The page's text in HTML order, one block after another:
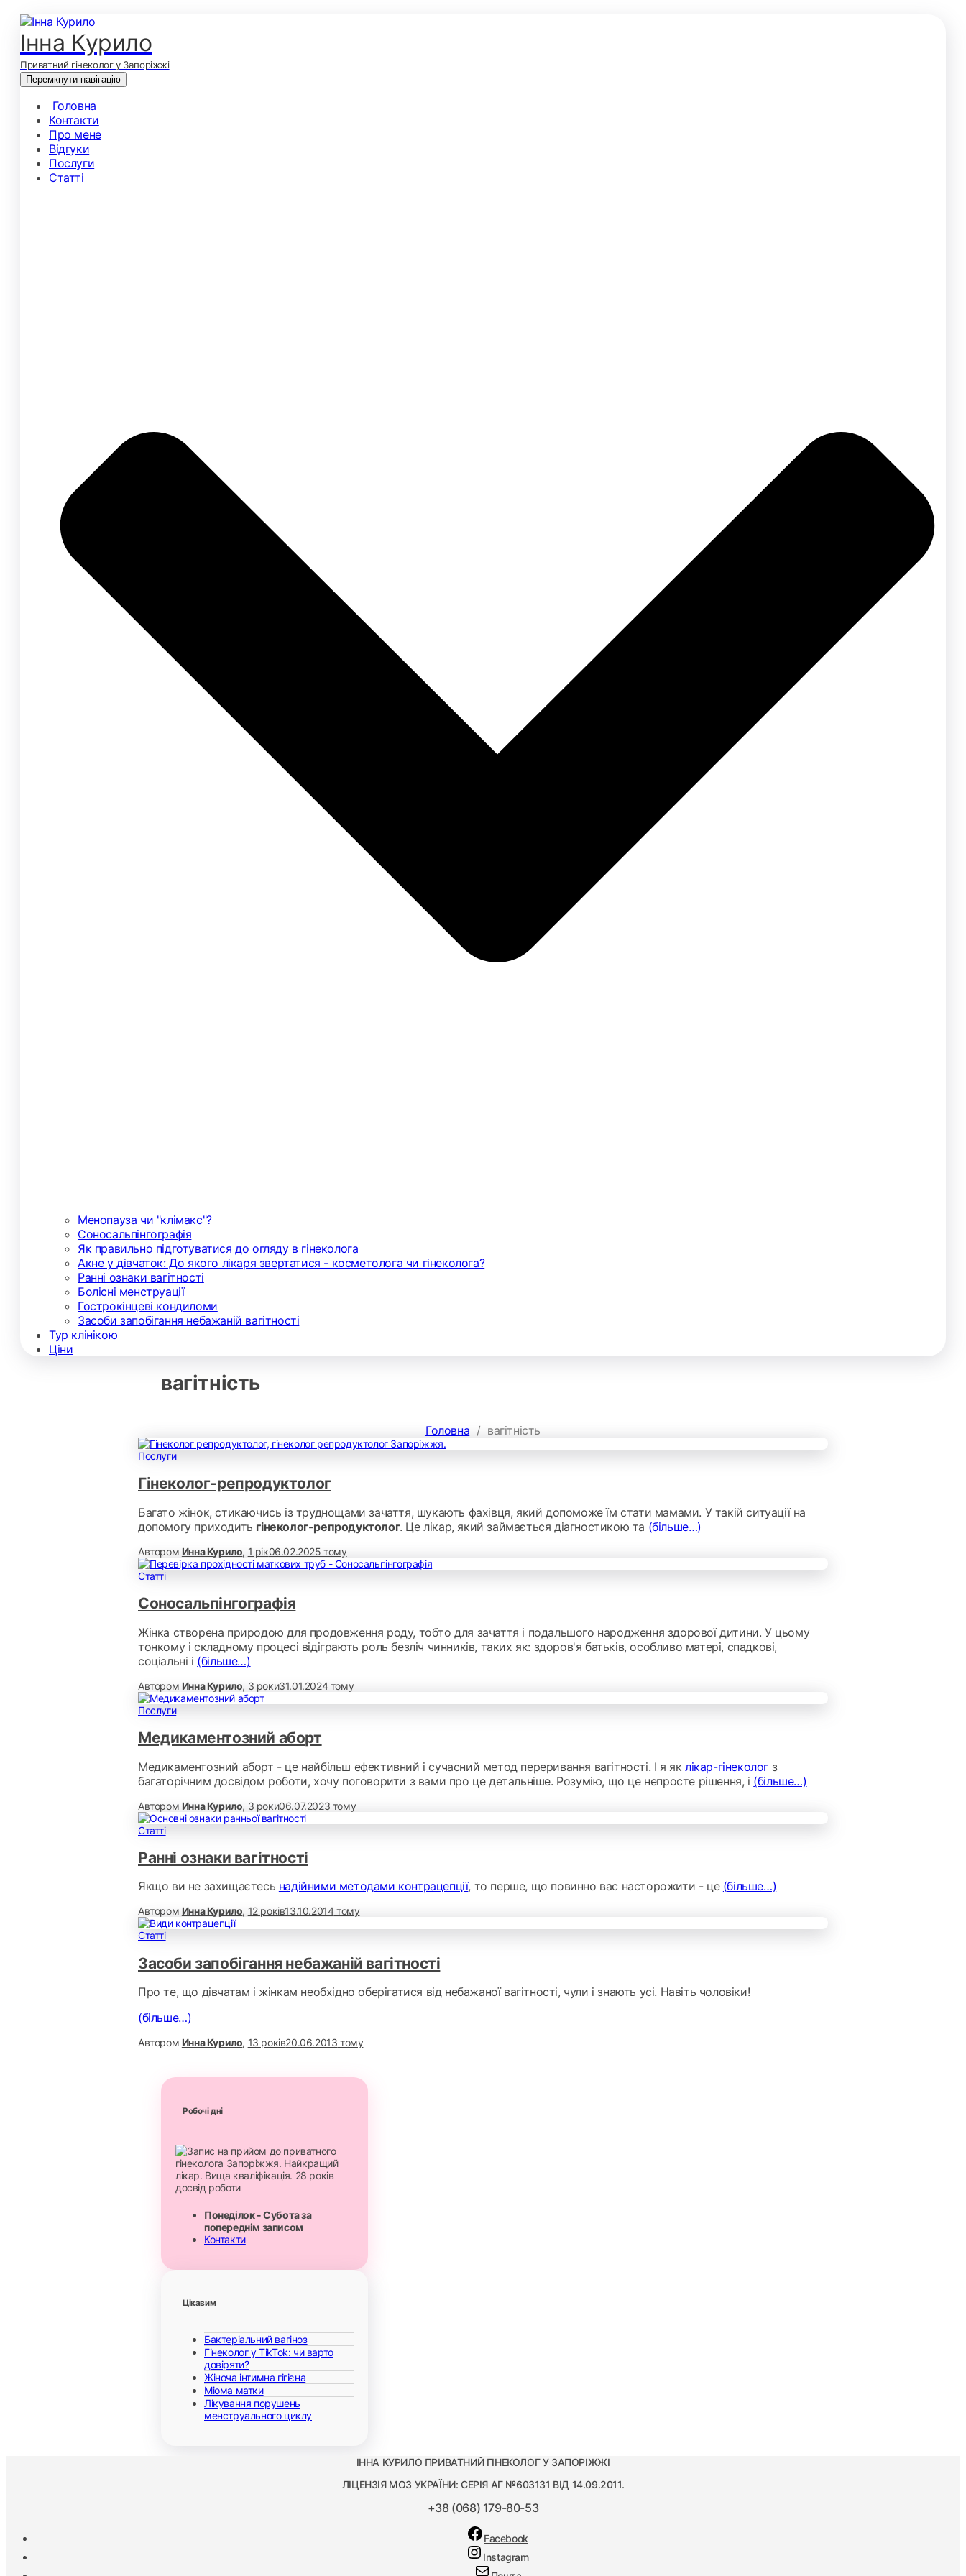
Інна Курило
Приватний гінеколог у Запоріжжі
Перемкнути навігацію
Головна
Контакти
Про мене
Відгуки
Послуги
Статті
Менопауза чи "клімакс"?
Соносальпінгографія
Як правильно підготуватися до огляду в гінеколога
Акне у дівчаток: До якого лікаря звертатися - косметолога чи гінеколога?
Ранні ознаки вагітності
Болісні менструації
Гострокінцеві кондиломи
Засоби запобігання небажаній вагітності
Тур клінікою
Ціни
вагітність
Головна / вагітність
Послуги
Гінеколог-репродуктолог
Багато жінок, стикаючись із труднощами зачаття, шукають фахівця, який допоможе їм стати мамами. У такій ситуації на
допомогу приходить гінеколог-репродуктолог. Це лікар, який займається діагностикою та (більше…)
Автором Инна Курило, 1 рік06.02.2025 тому
Статті
Соносальпінгографія
Жінка створена природою для продовження роду, тобто для зачаття і подальшого народження здорової дитини. У цьому
тонкому і складному процесі відіграють роль безліч чинників, таких як: здоров'я батьків, особливо матері, спадкові,
соціальні і (більше…)
Автором Инна Курило, 3 роки31.01.2024тому
Послуги
Медикаментозний аборт
Медикаментозний аборт - це найбільш ефективний і сучасний метод переривання вагітності. І я як лікар-гінеколог з
багаторічним досвідом роботи, хочу поговорити з вами про це детальніше. Розумію, що це непросте рішення, і (більше…)
Автором Инна Курило, 3 роки06.07.2023 тому
Статті
Ранні ознаки вагітності
Якщо ви не захищаєтесь надійними методами контрацепції, то перше, що повинно вас насторожити - це (більше…)
Автором Инна Курило, 12 років13.10.2014тому
Статті
Засоби запобігання небажаній вагітності
Про те, що дівчатам і жінкам необхідно оберігатися від небажаної вагітності, чули і знають усі. Навіть чоловіки!
(більше…)
Автором Инна Курило, 13 років20.06.2013 тому
Робочі дні
Понеділок - Субота за
попереднім записом
Контакти
Цікавим
Бактеріальний вагіноз
Гінеколог у TikTok: чи варто
довіряти?
Жіноча інтимна гігієна
Міома матки
Лікування порушень
менструального циклу
ІННА КУРИЛО ПРИВАТНИЙ ГІНЕКОЛОГ У ЗАПОРІЖЖІ
ЛІЦЕНЗІЯ МОЗ УКРАЇНИ: СЕРІЯ АГ №603131 ВІД 14.09.2011.
+38 (068) 179-80-53
Facebook
Instagram